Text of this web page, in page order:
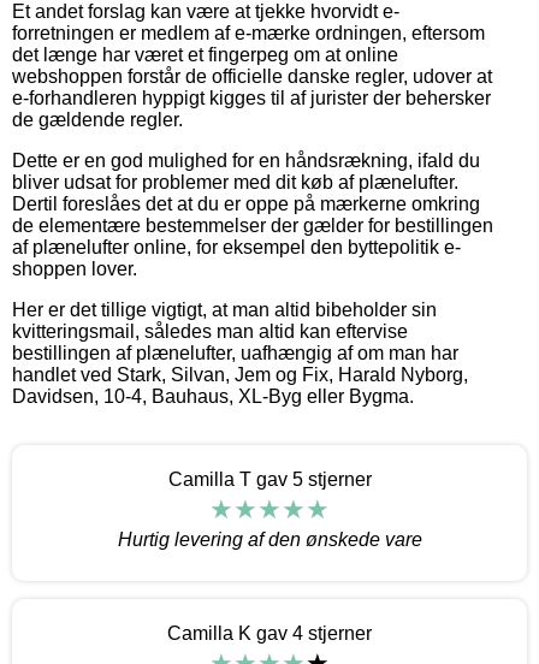
Et andet forslag kan være at tjekke hvorvidt e-
forretningen er medlem af e-mærke ordningen, eftersom
det længe har været et fingerpeg om at online
webshoppen forstår de officielle danske regler, udover at
e-forhandleren hyppigt kigges til af jurister der behersker
de gældende regler.
Dette er en god mulighed for en håndsrækning, ifald du
bliver udsat for problemer med dit køb af plænelufter.
Dertil foreslåes det at du er oppe på mærkerne omkring
de elementære bestemmelser der gælder for bestillingen
af plænelufter online, for eksempel den byttepolitik e-
shoppen lover.
Her er det tillige vigtigt, at man altid bibeholder sin
kvitteringsmail, således man altid kan eftervise
bestillingen af plænelufter, uafhængig af om man har
handlet ved Stark, Silvan, Jem og Fix, Harald Nyborg,
Davidsen, 10-4, Bauhaus, XL-Byg eller Bygma.
Camilla T gav 5 stjerner
Hurtig levering af den ønskede vare
Camilla K gav 4 stjerner